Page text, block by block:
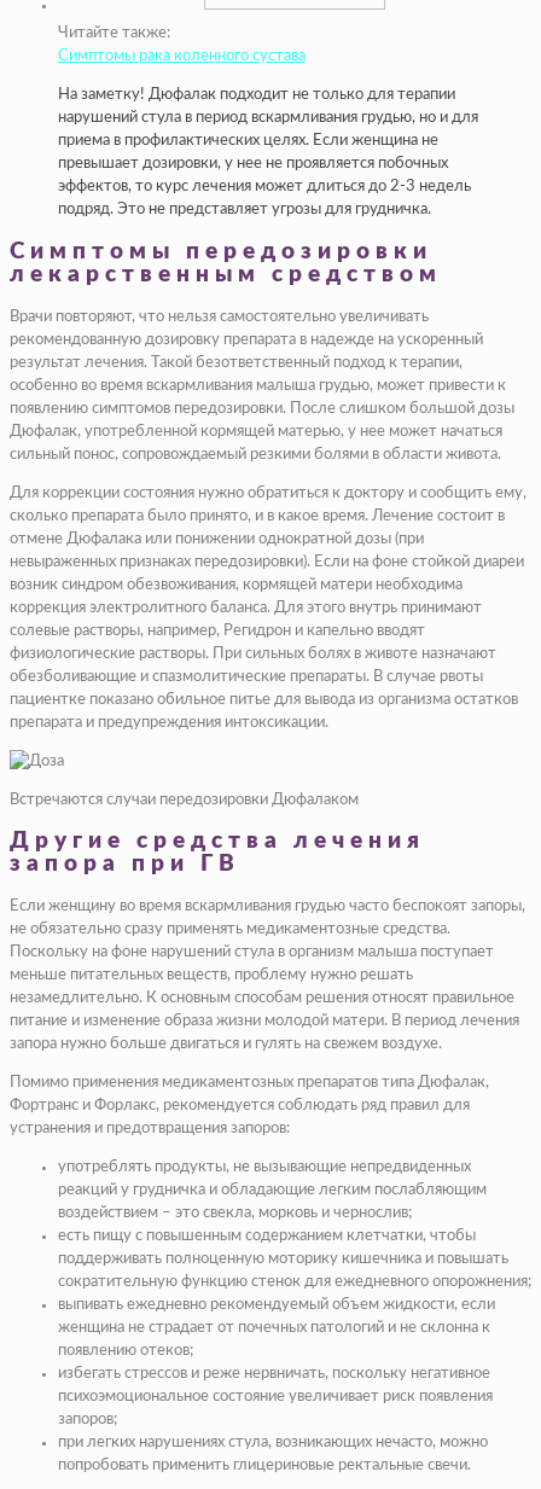
Читайте также:
Симптомы рака коленного сустава
На заметку! Дюфалак подходит не только для терапии
нарушений стула в период вскармливания грудью, но и для
приема в профилактических целях. Если женщина не
превышает дозировки, у нее не проявляется побочных
эффектов, то курс лечения может длиться до 2-3 недель
подряд. Это не представляет угрозы для грудничка.
Симптомы передозировки
лекарственным средством
Врачи повторяют, что нельзя самостоятельно увеличивать
рекомендованную дозировку препарата в надежде на ускоренный
результат лечения. Такой безответственный подход к терапии,
особенно во время вскармливания малыша грудью, может привести к
появлению симптомов передозировки. После слишком большой дозы
Дюфалак, употребленной кормящей матерью, у нее может начаться
сильный понос, сопровождаемый резкими болями в области живота.
Для коррекции состояния нужно обратиться к доктору и сообщить ему,
сколько препарата было принято, и в какое время. Лечение состоит в
отмене Дюфалака или понижении однократной дозы (при
невыраженных признаках передозировки). Если на фоне стойкой диареи
возник синдром обезвоживания, кормящей матери необходима
коррекция электролитного баланса. Для этого внутрь принимают
солевые растворы, например, Регидрон и капельно вводят
физиологические растворы. При сильных болях в животе назначают
обезболивающие и спазмолитические препараты. В случае рвоты
пациентке показано обильное питье для вывода из организма остатков
препарата и предупреждения интоксикации.
Встречаются случаи передозировки Дюфалаком
Другие средства лечения
запора при ГВ
Если женщину во время вскармливания грудью часто беспокоят запоры,
не обязательно сразу применять медикаментозные средства.
Поскольку на фоне нарушений стула в организм малыша поступает
меньше питательных веществ, проблему нужно решать
незамедлительно. К основным способам решения относят правильное
питание и изменение образа жизни молодой матери. В период лечения
запора нужно больше двигаться и гулять на свежем воздухе.
Помимо применения медикаментозных препаратов типа Дюфалак,
Фортранс и Форлакс, рекомендуется соблюдать ряд правил для
устранения и предотвращения запоров:
употреблять продукты, не вызывающие непредвиденных
реакций у грудничка и обладающие легким послабляющим
воздействием – это свекла, морковь и чернослив;
есть пищу с повышенным содержанием клетчатки, чтобы
поддерживать полноценную моторику кишечника и повышать
сократительную функцию стенок для ежедневного опорожнения;
выпивать ежедневно рекомендуемый объем жидкости, если
женщина не страдает от почечных патологий и не склонна к
появлению отеков;
избегать стрессов и реже нервничать, поскольку негативное
психоэмоциональное состояние увеличивает риск появления
запоров;
при легких нарушениях стула, возникающих нечасто, можно
попробовать применить глицериновые ректальные свечи.